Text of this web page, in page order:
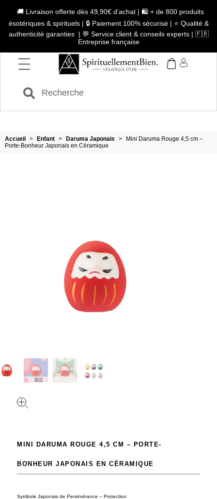
🚚 Livraison offerte dès 49,90€ d’achat | 🛍️ + de 800 produits
ésotériques & spirituels | 🔒 Paiement 100% sécurisé | ⭐ Qualité &
authenticité garanties | 💬 Service client & conseils experts | 🇫🇷
Entreprise française
Accueil > Enfant > Daruma Japonais >
Mini Daruma Rouge 4,5 cm –
Porte-Bonheur Japonais en Céramique
MINI DARUMA ROUGE 4,5 CM – PORTE-
BONHEUR JAPONAIS EN CÉRAMIQUE
Symbole Japonais de Persévérance – Protection